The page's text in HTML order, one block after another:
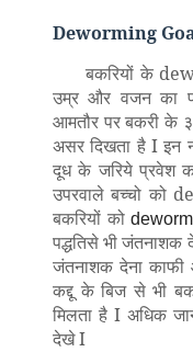
Deworming
बकरियों के
उम्र और वजन का
आमतौर पर बकरी के
असर दिखता है I इन
दूध के जरिये प्रवेश
उपरवाले बच्चो को
बकरियों को
पद्धतिसे भी जंतनाशक
जंतनाशक देना काफी
कद्दू के बिज से भी
मिलता है I अधिक
देखे I